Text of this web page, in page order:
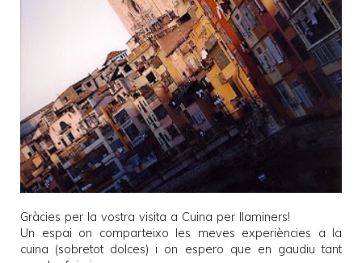
Gràcies per la vostra visita a Cuina per llaminers!
Un espai on comparteixo les meves experiències a la
cuina (sobretot dolces) i on espero que en gaudiu tant